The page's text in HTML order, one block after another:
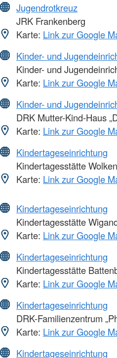
Jugendrotkreuz
JRK Frankenberg
Karte: Link zur Google
Kinder- und
Kinder- und
Karte: Link zur Google
Kinder- und
DRK Mutter-Kind-Haus
Karte: Link zur Google
Kindertageseinrichtung
Kindertagesstätte
Karte: Link zur Google
Kindertageseinrichtung
Kindertagesstätte
Karte: Link zur Google
Kindertageseinrichtung
Kindertagesstätte
Karte: Link zur Google
Kindertageseinrichtung
DRK-Familienzentrum
Karte: Link zur Google
Kindertageseinrichtung